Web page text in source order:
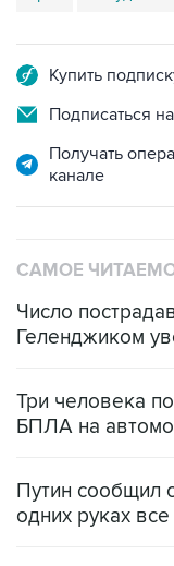
Купить
Подписаться
Получать
канале
САМОЕ
Число
Геленджиком
Три человека
БПЛА на
Путин сообщил
одних руках